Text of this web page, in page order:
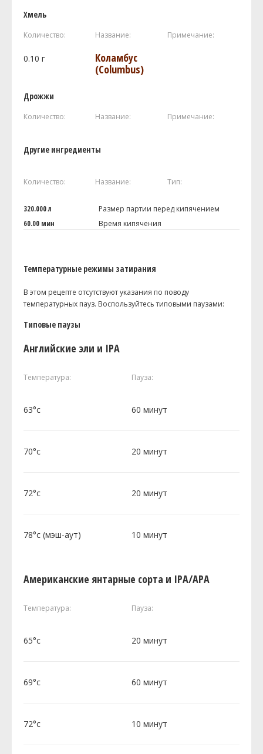
Хмель
Количество: Название: Примечание:
0.10 г
Коламбус
(Columbus)
Дрожжи
Количество: Название: Примечание:
Другие ингредиенты
Количество: Название: Тип:
320.000 л
Размер партии перед кипячением
60.00 мин
Время кипячения
Температурные режимы затирания
В этом рецепте отсутствуют указания по поводу
температурных пауз. Воспользуйтесь типовыми паузами:
Типовые паузы
Английские эли и IPA
Температура: Пауза:
63°c 60 минут
70°c 20 минут
72°c 20 минут
78°c (мэш-аут) 10 минут
Американские янтарные сорта и IPA/APA
Температура: Пауза:
65°c 20 минут
69°c 60 минут
72°c 10 минут